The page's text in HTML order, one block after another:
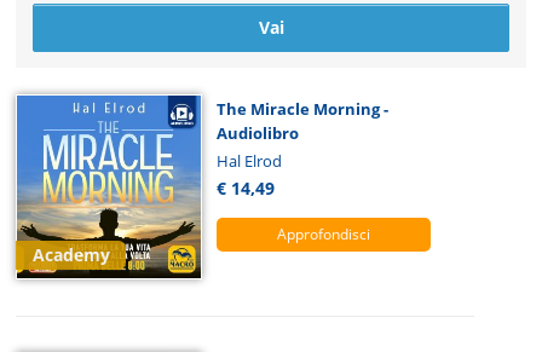
Academy
The Miracle Morning -
Audiolibro
Hal Elrod
€ 14,49
Approfondisci